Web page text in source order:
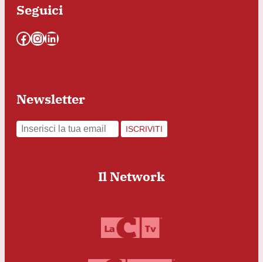
Seguici
Facebook InstagramLinkedIn
Newsletter
ISCRIVITI
Il Network